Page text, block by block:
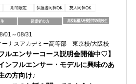
01～08/31
ーナスアカデミー高等部 東京校/大阪校
ルエンサーコース説明会開催中♡】
ンフルエンサー・モデルに興味のあ
の方向け♪